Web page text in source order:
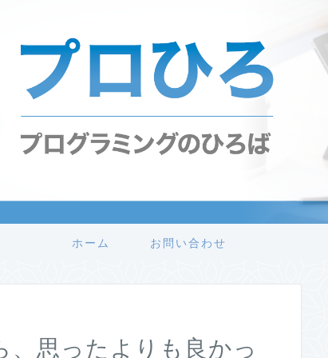
ホーム お問い合わせ
、思ったよりも良かっ